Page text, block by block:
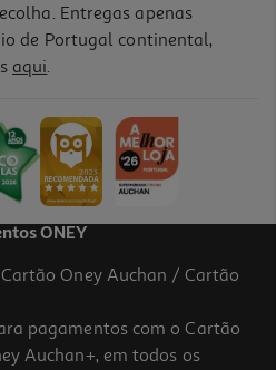
Entregas apenas
de Portugal continental,
aqui.
ONEY
Oney Auchan / Cartão
pagamentos com o Cartão
Auchan+, em todos os